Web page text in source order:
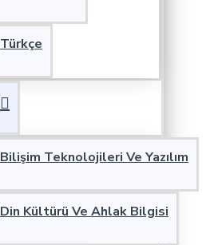
Türkçe
Bilişim Teknolojileri Ve Yazılım
Din Kültürü Ve Ahlak Bilgisi